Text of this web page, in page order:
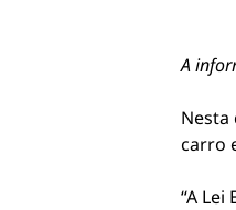
A
Nesta
carro
“A